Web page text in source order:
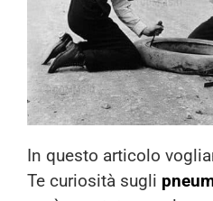
In questo articolo
Te curiosità sugli